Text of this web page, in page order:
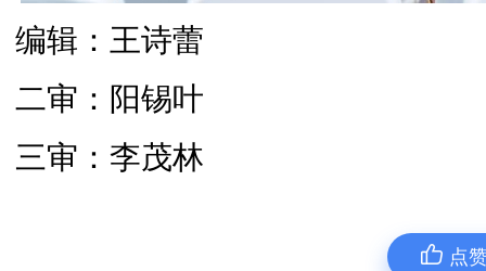
编辑：王诗蕾
二审：阳锡叶
三审：李茂林
点